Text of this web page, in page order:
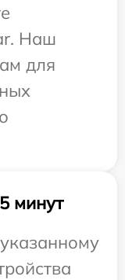
Наш
для
минут